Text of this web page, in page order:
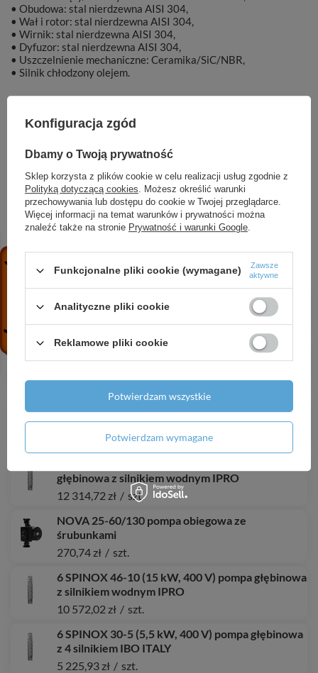
• Obudowa: stal nierdzewna AISI 304,
• Wał i rotor: stal nierdzewna AISI 304,
• Wirnik: stal nierdzewna AISI 304,
• Dyfuzor: stal nierdzewna AISI 304,
• Uszczelnienie mechaniczne: Ceramika/SiC/NBR,
• Silnik chłodzony olejem.
Marka DAMBAT
Symbol KAT00627
ZOBACZ RÓWNIEŻ
CVI INOX 10-2 T (0,75 kW, 400 V, IE3) pompa
pionowa
2 586,25 zł / szt.
4 IPRO 6-030 T (2,2 kW, 400 V) pompa głębinowa
z kablem 1,5 m
1 548,93 zł / szt.
6 SPINOX 30-17 (15 kW, 400 V) pompa głębinowa
z silnikiem wodnym IPRO
11 933,04 zł / szt.
głębinowa z silnikiem wodnym IPRO
12 314,72 zł / szt.
NOVA 25-60/130 pompa obiegowa ze
śrubunkami
270,74 zł / szt.
6 SPINOX 46-10 (15 kW, 400 V) pompa głębinowa
z silnikiem wodnym IPRO
10 572,02 zł / szt.
6 SPINOX 30-5 (5,5 kW, 400 V) pompa głębinowa
z 4 silnikiem IBO ITALY
5 225,93 zł / szt.
Konfiguracja zgód
Dbamy o Twoją prywatność
Sklep korzysta z plików cookie w celu realizacji usług zgodnie z
Polityką dotyczącą cookies. Możesz określić warunki
przechowywania lub dostępu do cookie w Twojej przeglądarce.
Więcej informacji na temat warunków i prywatności można
znaleźć także na stronie Prywatność i warunki Google.
Funkcjonalne pliki cookie (wymagane)
Zawsze
aktywne
Analityczne pliki cookie
Reklamowe pliki cookie
Potwierdzam wymagane
Potwierdzam wszystkie